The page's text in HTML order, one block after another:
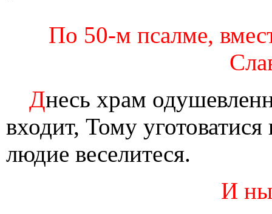
По 50-м псалме,
Днесь храм
входит, Тому
людие веселитеся.
И